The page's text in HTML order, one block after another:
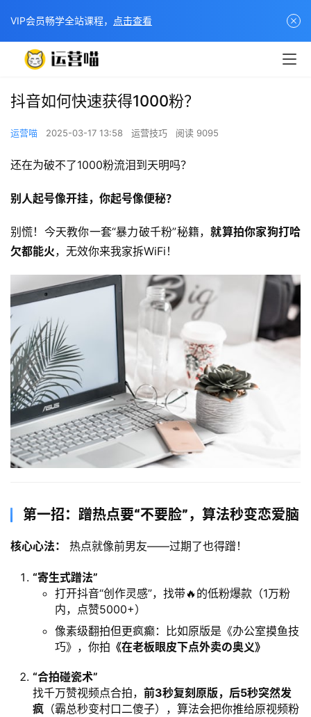
抖音如何快速获得1000粉？
运营喵 2025-03-17 13:58 运营技巧 阅读 9095
还在为破不了1000粉流泪到天明吗？
别人起号像开挂，你起号像便秘？
别慌！今天教你一套“暴力破千粉”秘籍，​就算拍你家狗打哈
欠都能火，无效你来我家拆WiFi！
第一招：蹭热点要“不要脸”，算法秒变恋爱脑
核心心法：​ 热点就像前男友——过期了也得蹭！
​“寄生式蹭法”​
打开抖音“创作灵感”，找带🔥的低粉爆款（1万粉
内，点赞5000+）
像素级翻拍但更疯癫：比如原版是《办公室摸鱼技
巧》，你拍 ​《在老板眼皮下点外卖の奥义》​
​“合拍碰瓷术”​
找千万赞视频点合拍，​ 前3秒复刻原版，后5秒突然发
疯 ​（霸总秒变村口二傻子），算法会把你推给原视频粉
VIP会员畅学全站课程， 点击查看